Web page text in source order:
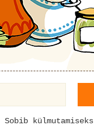
Sobib külmutamiseks